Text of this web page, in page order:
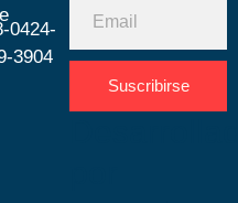
0424-
3904
Suscribirse